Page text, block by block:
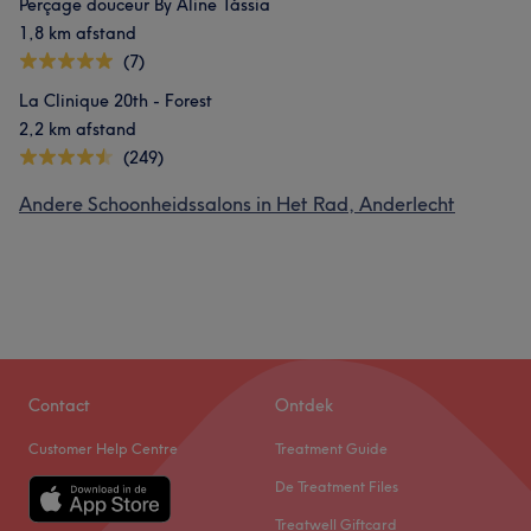
Perçage douceur By Aline Tássia
1,8 km afstand
(7)
La Clinique 20th - Forest
2,2 km afstand
(249)
Andere Schoonheidssalons in Het Rad, Anderlecht
Contact
Customer Help Centre
Ontdek
Treatment Guide
De Treatment Files
Treatwell Giftcard